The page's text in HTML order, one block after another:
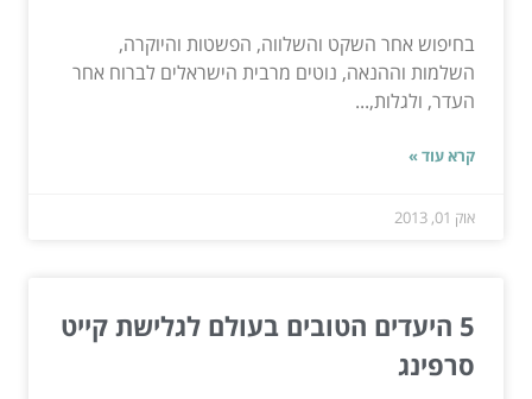
בחיפוש אחר השקט והשלווה, הפשטות והיוקרה,
השלמות וההנאה, נוטים מרבית הישראלים לברוח אחר
העדר, ולגלות,...
קרא עוד »
אוק 01, 2013
5 היעדים הטובים בעולם לגלישת קייט
סרפינג